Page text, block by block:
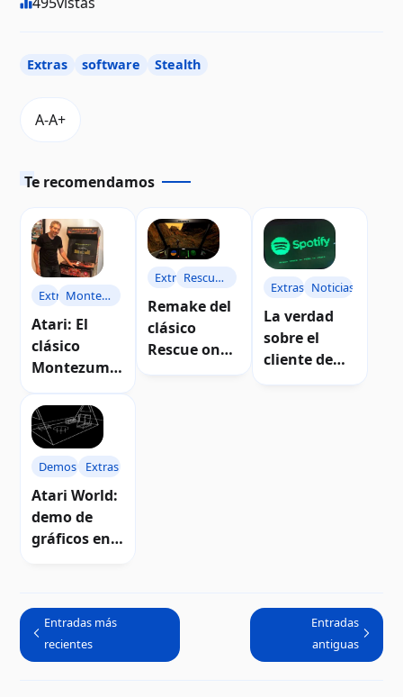
Extras software Stealth
Te recomendamos
ExtrasMontezuma's
Revenge
Atari: El
clásico
Montezuma'
en versión
arcade
ExtrasRescue
on
Remake del
clásico
Rescue on
Extras Noticias
La verdad
sobre el
cliente de
Demos Extras
Atari World:
demo de
gráficos en
Entradas más
recientes
Entradas
antiguas